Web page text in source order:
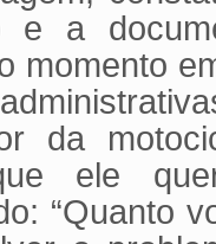
e a
momento
da
ele
“Quanto